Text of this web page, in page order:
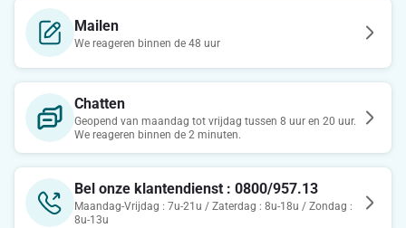
Mailen
We reageren binnen de 48 uur
Chatten
Geopend van maandag tot vrijdag tussen 8 uur en 20 uur.
We reageren binnen de 2 minuten.
Bel onze klantendienst : 0800/957.13
Maandag-Vrijdag : 7u-21u / Zaterdag : 8u-18u / Zondag :
8u-13u